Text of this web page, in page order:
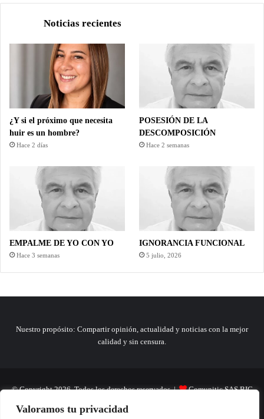
Valoramos tu privacidad
Noticias recientes
¿Y si el próximo que necesita
huir es un hombre?
Hace 2 días
POSESIÓN DE LA
DESCOMPOSICIÓN
Hace 2 semanas
EMPALME DE YO CON YO
Hace 3 semanas
IGNORANCIA FUNCIONAL
5 julio, 2026
Nuestro propósito: Compartir opinión, actualidad y noticias con la mejor
calidad y sin censura.
© Copyright 2026, Todos los derechos reservados | Comunitic SAS BIC
Nit 901228106